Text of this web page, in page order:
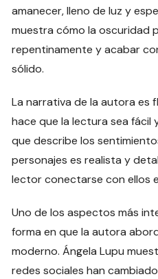
amanecer, lleno de luz y
muestra cómo la oscuridad
repentinamente y acabar
sólido.
La narrativa de la autora es
hace que la lectura sea fácil
que describe los
personajes es realista y
lector conectarse con ellos
Uno de los aspectos más
forma en que la autora
moderno. Ángela Lupu
redes sociales han